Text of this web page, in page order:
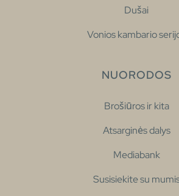
Dušai
Vonios kambario
NUORODOS
Brošiūros ir kita
Atsarginės dalys
Mediabank
Susisiekite su